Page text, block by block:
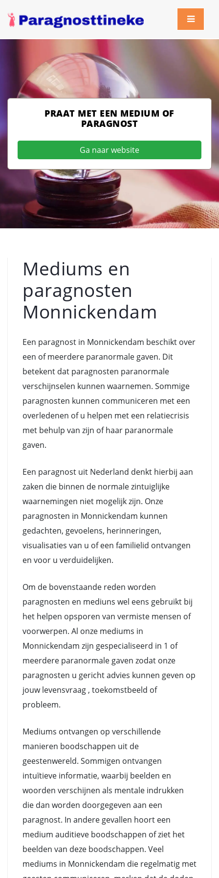
PRAAT MET EEN MEDIUM OF
PARAGNOST
Ga naar website
Mediums en
paragnosten
Monnickendam
Een paragnost in Monnickendam beschikt over
een of meerdere paranormale gaven. Dit
betekent dat paragnosten paranormale
verschijnselen kunnen waarnemen. Sommige
paragnosten kunnen communiceren met een
overledenen of u helpen met een relatiecrisis
met behulp van zijn of haar paranormale
gaven.
Een paragnost uit Nederland denkt hierbij aan
zaken die binnen de normale zintuiglijke
waarnemingen niet mogelijk zijn. Onze
paragnosten in Monnickendam kunnen
gedachten, gevoelens, herinneringen,
visualisaties van u of een familielid ontvangen
en voor u verduidelijken.
Om de bovenstaande reden worden
paragnosten en mediuns wel eens gebruikt bij
het helpen opsporen van vermiste mensen of
voorwerpen. Al onze mediums in
Monnickendam zijn gespecialiseerd in 1 of
meerdere paranormale gaven zodat onze
paragnosten u gericht advies kunnen geven op
jouw levensvraag , toekomstbeeld of
probleem.
Mediums ontvangen op verschillende
manieren boodschappen uit de
geestenwereld. Sommigen ontvangen
intuïtieve informatie, waarbij beelden en
woorden verschijnen als mentale indrukken
die dan worden doorgegeven aan een
paragnost. In andere gevallen hoort een
medium auditieve boodschappen of ziet het
beelden van deze boodschappen. Veel
mediums in Monnickendam die regelmatig met